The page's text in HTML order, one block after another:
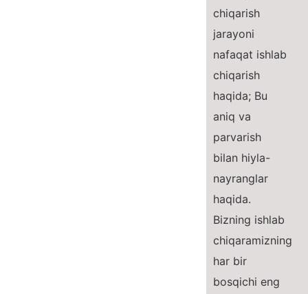
chiqarish
jarayoni
nafaqat ishlab
chiqarish
haqida; Bu
aniq va
parvarish
bilan hiyla-
nayranglar
haqida.
Bizning ishlab
chiqaramizning
har bir
bosqichi eng